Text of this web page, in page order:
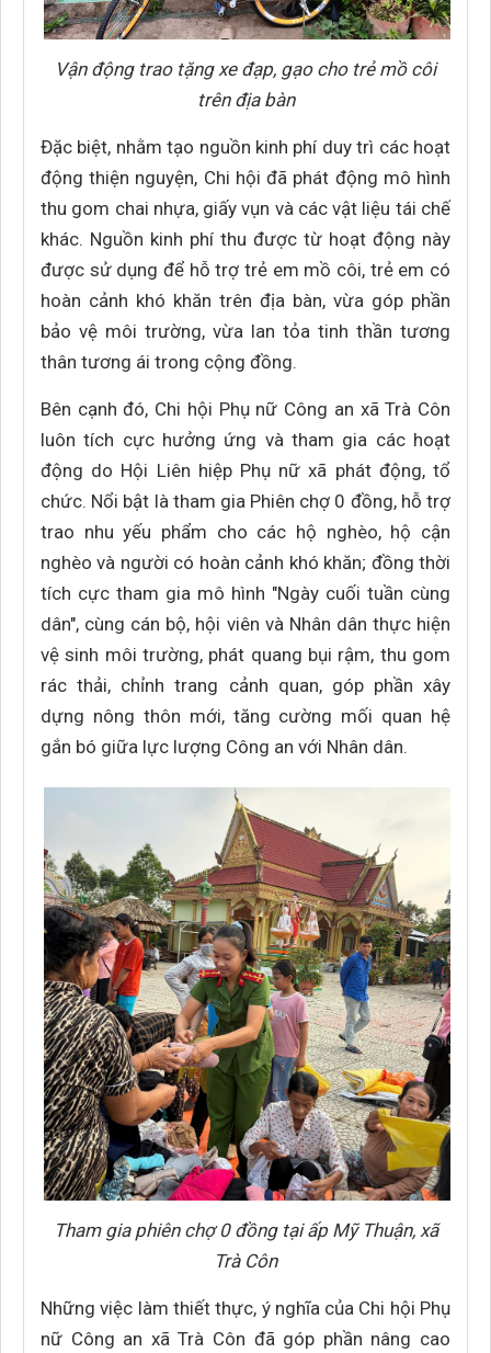
Vận động trao tặng xe đạp, gạo cho trẻ mồ côi
trên địa bàn
Đặc biệt, nhằm tạo nguồn kinh phí duy trì các hoạt
động thiện nguyện, Chi hội đã phát động mô hình
thu gom chai nhựa, giấy vụn và các vật liệu tái chế
khác. Nguồn kinh phí thu được từ hoạt động này
được sử dụng để hỗ trợ trẻ em mồ côi, trẻ em có
hoàn cảnh khó khăn trên địa bàn, vừa góp phần
bảo vệ môi trường, vừa lan tỏa tinh thần tương
thân tương ái trong cộng đồng.
Bên cạnh đó, Chi hội Phụ nữ Công an xã Trà Côn
luôn tích cực hưởng ứng và tham gia các hoạt
động do Hội Liên hiệp Phụ nữ xã phát động, tổ
chức. Nổi bật là tham gia Phiên chợ 0 đồng, hỗ trợ
trao nhu yếu phẩm cho các hộ nghèo, hộ cận
nghèo và người có hoàn cảnh khó khăn; đồng thời
tích cực tham gia mô hình "Ngày cuối tuần cùng
dân", cùng cán bộ, hội viên và Nhân dân thực hiện
vệ sinh môi trường, phát quang bụi rậm, thu gom
rác thải, chỉnh trang cảnh quan, góp phần xây
dựng nông thôn mới, tăng cường mối quan hệ
gắn bó giữa lực lượng Công an với Nhân dân.
Tham gia phiên chợ 0 đồng tại ấp Mỹ Thuận, xã
Trà Côn
Những việc làm thiết thực, ý nghĩa của Chi hội Phụ
nữ Công an xã Trà Côn đã góp phần nâng cao